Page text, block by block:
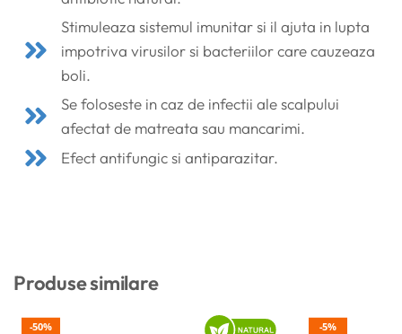
Stimuleaza sistemul imunitar si il ajuta in lupta
impotriva virusilor si bacteriilor care cauzeaza
boli.
Se foloseste in caz de infectii ale scalpului
afectat de matreata sau mancarimi.
Efect antifungic si antiparazitar.
Produse similare
50% 5%